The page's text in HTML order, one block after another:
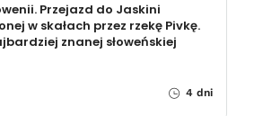
Przejazd do Jaskini
w skałach przez rzekę Pivkę.
znanej słoweńskiej
4 dni